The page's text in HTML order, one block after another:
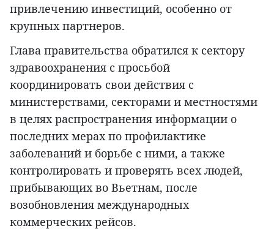
привлечению инвестиций, особенно от
крупных партнеров.
Глава правительства обратился к сектору
здравоохранения с просьбой
координировать свои действия с
министерствами, секторами и местностями
в целях распространения информации о
последних мерах по профилактике
заболеваний и борьбе с ними, а также
контролировать и проверять всех людей,
прибывающих во Вьетнам, после
возобновления международных
коммерческих рейсов.